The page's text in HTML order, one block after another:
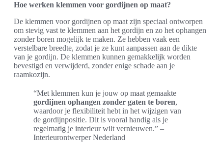
Hoe werken klemmen voor gordijnen op maat?
De klemmen voor gordijnen op maat zijn speciaal ontworpen
om stevig vast te klemmen aan het gordijn en zo het ophangen
zonder boren mogelijk te maken. Ze hebben vaak een
verstelbare breedte, zodat je ze kunt aanpassen aan de dikte
van je gordijn. De klemmen kunnen gemakkelijk worden
bevestigd en verwijderd, zonder enige schade aan je
raamkozijn.
“Met klemmen kun je jouw op maat gemaakte
gordijnen ophangen zonder gaten te boren,
waardoor je flexibiliteit hebt in het wijzigen van
de gordijnpositie. Dit is vooral handig als je
regelmatig je interieur wilt vernieuwen.” –
Interieurontwerper Nederland